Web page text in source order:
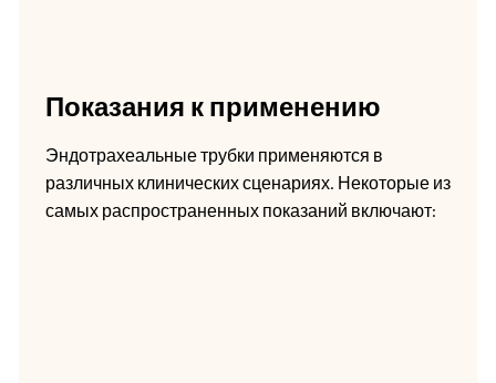
Показания к применению
Эндотрахеальные трубки применяются в
различных клинических сценариях. Некоторые из
самых распространенных показаний включают: